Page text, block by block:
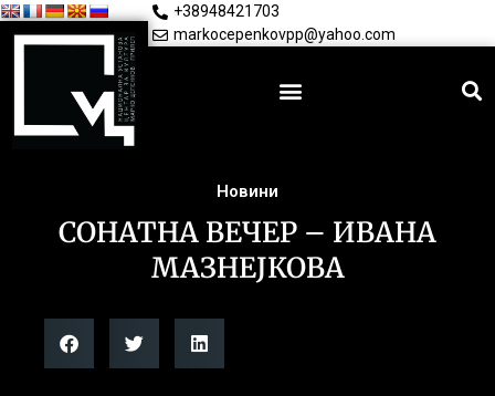
+38948421703
markocepenkovpp@yahoo.com
Новини
СОНАТНА ВЕЧЕР – ИВАНА
МАЗНЕЈКОВА